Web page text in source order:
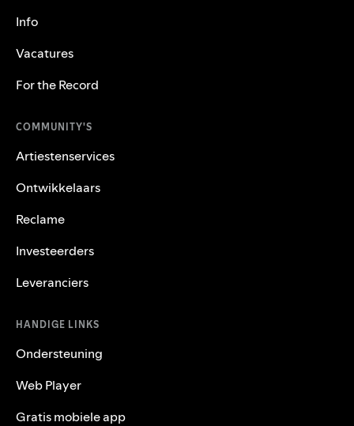
Info
Vacatures
For the Record
COMMUNITY'S
Artiestenservices
Ontwikkelaars
Reclame
Investeerders
Leveranciers
HANDIGE LINKS
Ondersteuning
Web Player
Gratis mobiele app